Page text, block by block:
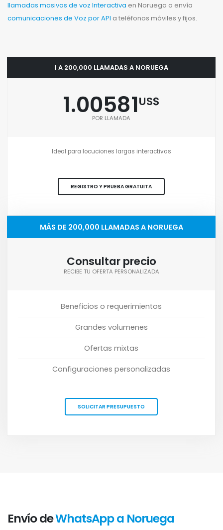
llamadas masivas de voz Interactiva en Noruega o envía
comunicaciones de Voz por API a teléfonos móviles y fijos.
1 A 200,000 LLAMADAS A NORUEGA
1.00581US$
POR LLAMADA
Ideal para locuciones largas interactivas
REGISTRO Y PRUEBA GRATUITA
MÁS DE 200,000 LLAMADAS A NORUEGA
Consultar precio
RECIBE TU OFERTA PERSONALIZADA
Beneficios o requerimientos
Grandes volumenes
Ofertas mixtas
Configuraciones personalizadas
SOLICITAR PRESUPUESTO
Envío deWhatsApp a Noruega